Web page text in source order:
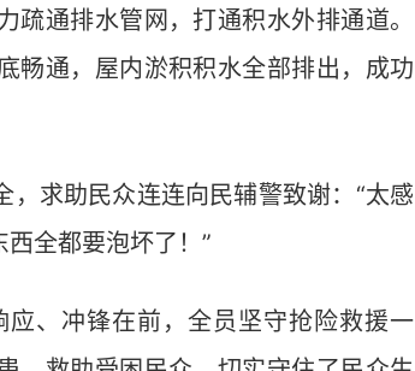
通排水管网，打通积水外排通道。
畅通，屋内淤积积水全部排出，成功
求助民众连连向民辅警致谢：“太感
全都要泡坏了！”
、冲锋在前，全员坚守抢险救援一